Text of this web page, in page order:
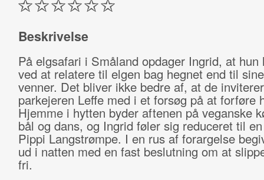
Beskrivelse
På elgsafari i Småland opdager Ingrid, at hun
ved at relatere til elgen bag hegnet end til
venner. Det bliver ikke bedre af, at de inviterer
parkejeren Leffe med i et forsøg på at forføre
Hjemme i hytten byder aftenen på veganske
bål og dans, og Ingrid føler sig reduceret til
Pippi Langstrømpe. I en rus af forargelse
ud i natten med en fast beslutning om at
fri.